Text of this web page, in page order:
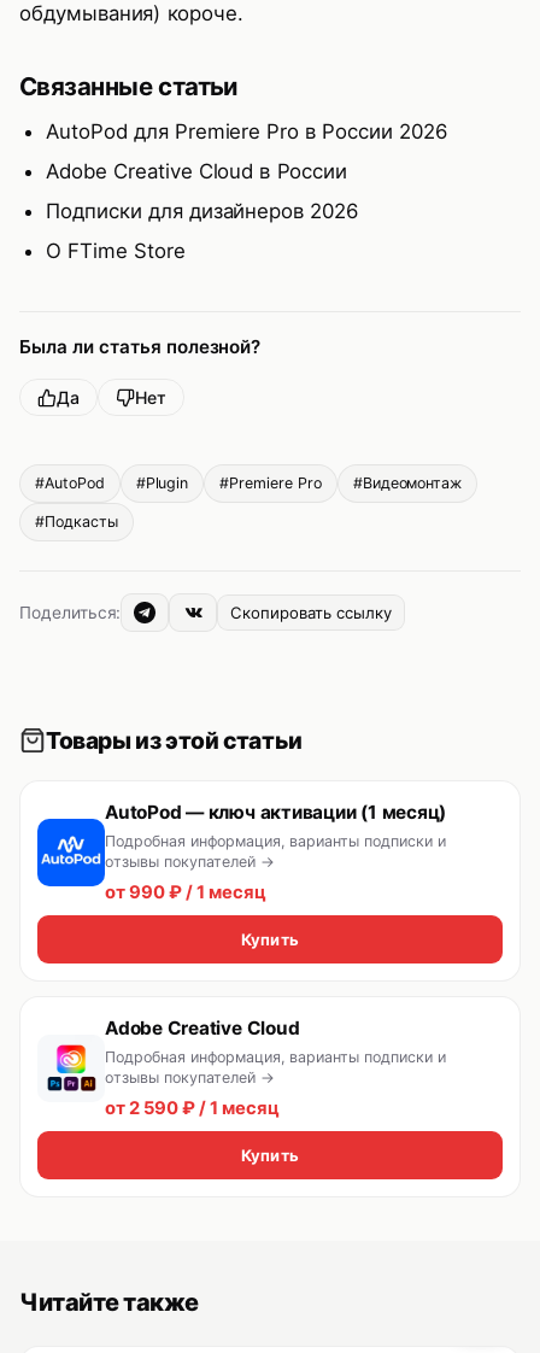
обдумывания) короче.
Связанные статьи
AutoPod для Premiere Pro в России 2026
Adobe Creative Cloud в России
Подписки для дизайнеров 2026
О FTime Store
Была ли статья полезной?
Да Нет
#AutoPod #Plugin #Premiere Pro #Видеомонтаж
#Подкасты
Поделиться: Скопировать ссылку
Товары из этой статьи
AutoPod — ключ активации (1 месяц)
Подробная информация, варианты подписки и
отзывы покупателей →
от 990 ₽ / 1 месяц
Купить
Adobe Creative Cloud
Подробная информация, варианты подписки и
отзывы покупателей →
от 2 590 ₽ / 1 месяц
Купить
Читайте также